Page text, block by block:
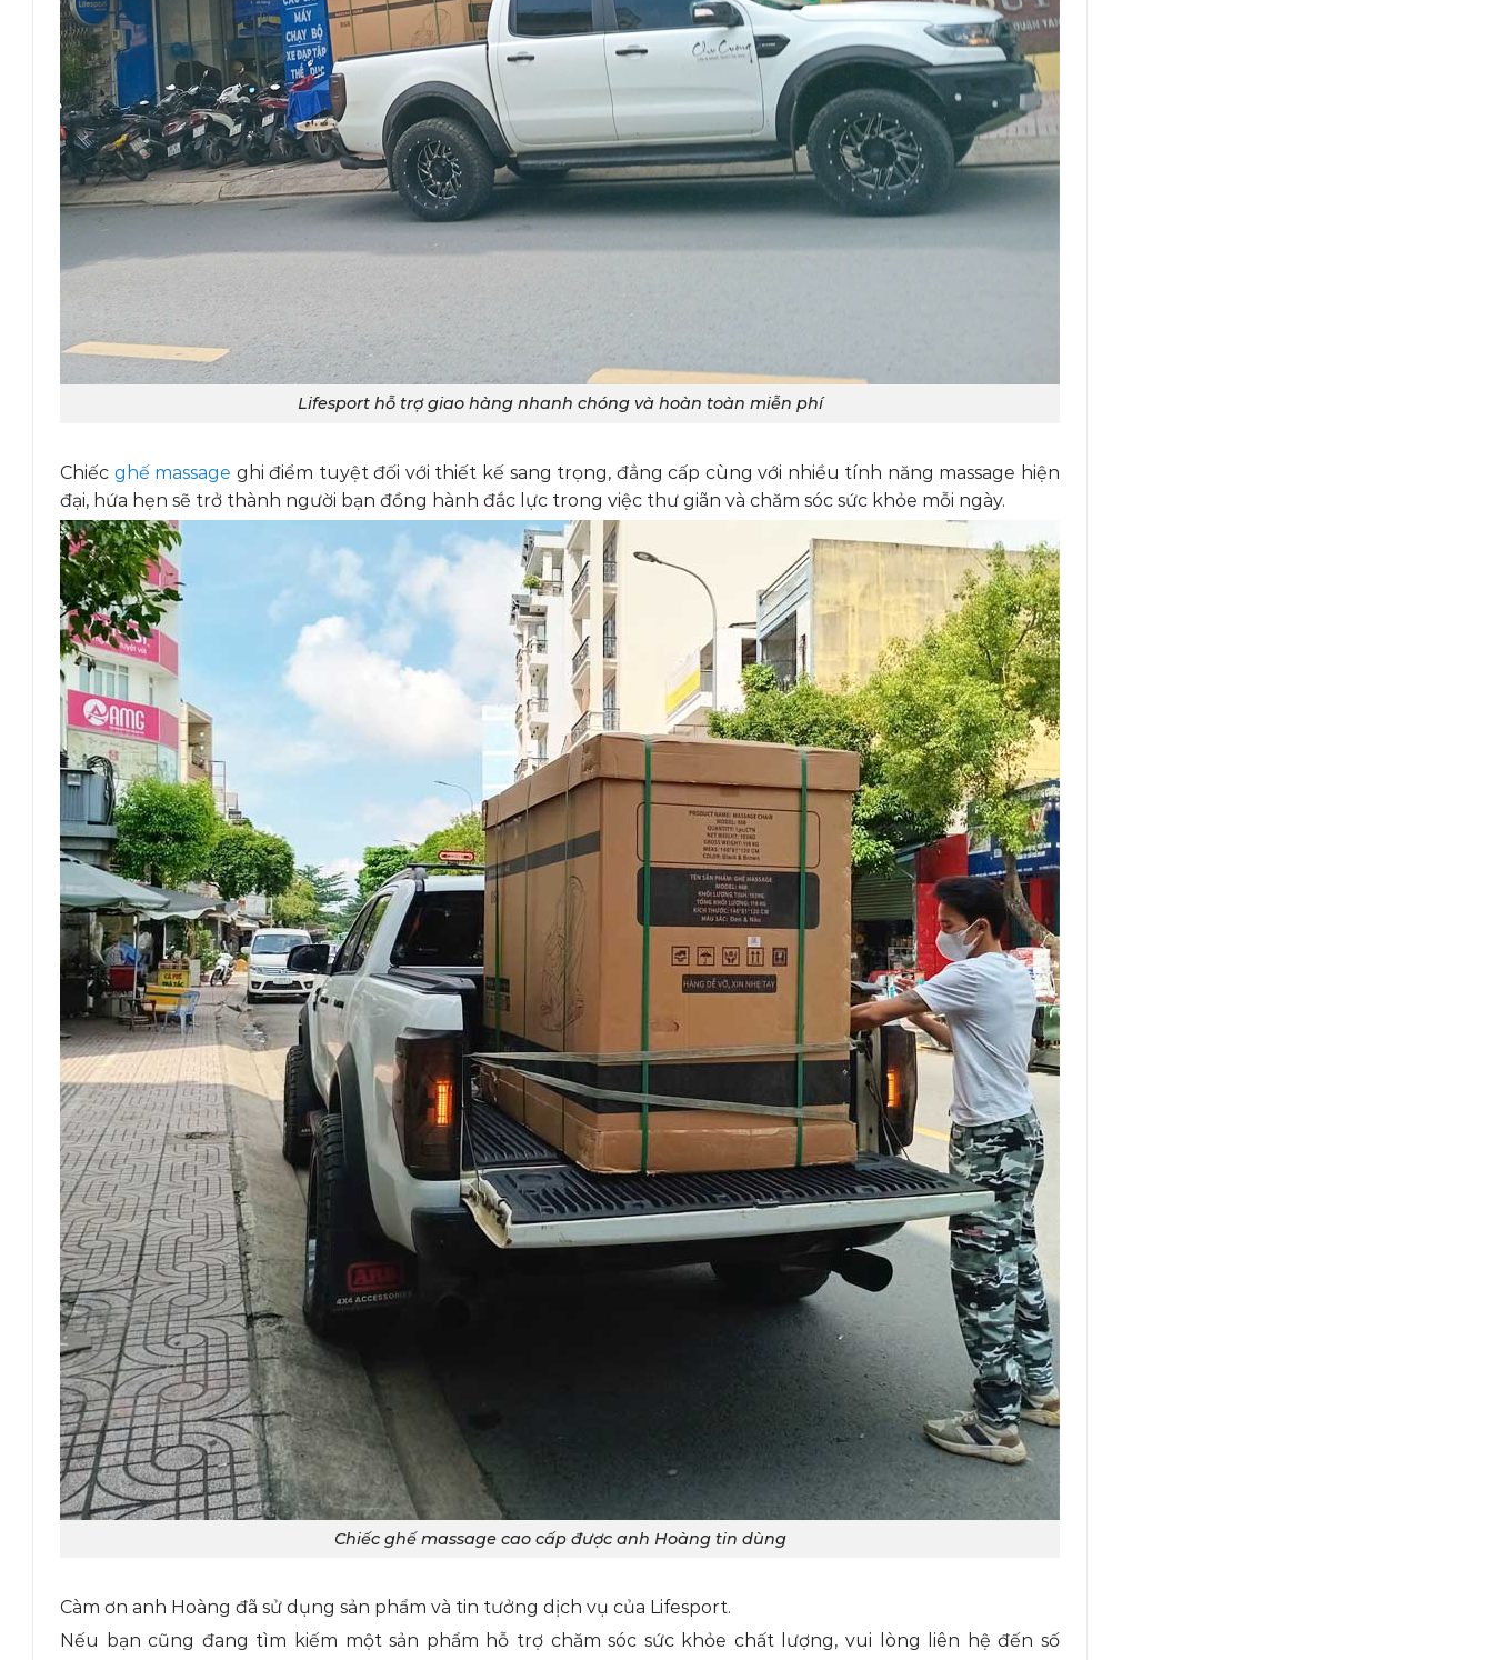
Lifesport hỗ trợ giao hàng nhanh chóng và hoàn toàn miễn phí
Chiếc ghế massage ghi điểm tuyệt đối với thiết kế sang trọng, đẳng cấp cùng với nhiều tính năng massage hiện
đại, hứa hẹn sẽ trở thành người bạn đồng hành đắc lực trong việc thư giãn và chăm sóc sức khỏe mỗi ngày.
Chiếc ghế massage cao cấp được anh Hoàng tin dùng
Càm ơn anh Hoàng đã sử dụng sản phẩm và tin tưởng dịch vụ của Lifesport.
Nếu bạn cũng đang tìm kiếm một sản phẩm hỗ trợ chăm sóc sức khỏe chất lượng, vui lòng liên hệ đến số